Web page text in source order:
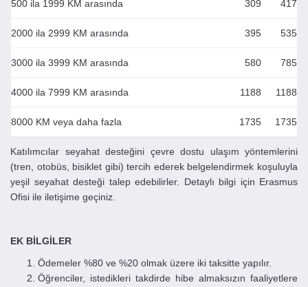
500 ila 1999 KM arasında 309 417
2000 ila 2999 KM arasında 395 535
3000 ila 3999 KM arasında 580 785
4000 ila 7999 KM arasında 1188 1188
8000 KM veya daha fazla 1735 1735
Katılımcılar seyahat desteğini çevre dostu ulaşım yöntemlerini
(tren, otobüs, bisiklet gibi) tercih ederek belgelendirmek koşuluyla
yeşil seyahat desteği talep edebilirler. Detaylı bilgi için Erasmus
Ofisi ile iletişime geçiniz.
EK BİLGİLER
Ödemeler %80 ve %20 olmak üzere iki taksitte yapılır.
Öğrenciler, istedikleri takdirde hibe almaksızın faaliyetlere